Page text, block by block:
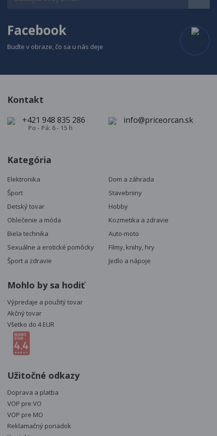
Facebook
Buďte v obraze, čo sa u nás deje
Kontakt
+421 948 835 286
Po - Pá: 6 - 15 h
info@priceorcan.sk
Kategória
Elektronika
Dom a záhrada
Šport
Stavebniny
Detský tovar
Hobby
Oblečenie a móda
Kozmetika a zdravie
Biela technika
Auto-moto
Sexuálne a erotické pomôcky
Filmy, knihy, hry
Šport a zdravie
Jedlo a nápoje
Mohlo by sa hodiť
Výpredaje a použitý tovar
Akčný tovar
Všetko do 4 EUR
Užitočné odkazy
Doprava a platba
VOP pre VO
VOP pre MO
Reklamačný poriadok